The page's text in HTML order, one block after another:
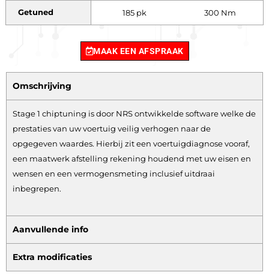
Getuned 185 pk 300 Nm
MAAK EEN AFSPRAAK
Omschrijving
Stage 1 chiptuning is door NRS ontwikkelde software welke de
prestaties van uw voertuig veilig verhogen naar de
opgegeven waardes. Hierbij zit een voertuigdiagnose vooraf,
een maatwerk afstelling rekening houdend met uw eisen en
wensen en een vermogensmeting inclusief uitdraai
inbegrepen.
Aanvullende info
Extra modificaties